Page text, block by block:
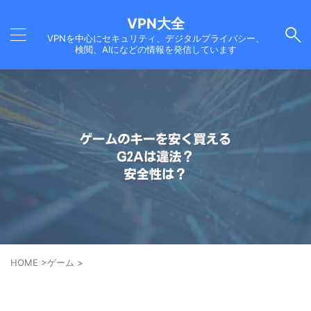
VPN大全
VPNを中心にセキュリティ、デジタルプライバシー、
検閲、AIになどの情報を発信しています
HOME >ゲーム >